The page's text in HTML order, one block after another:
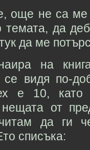
още не са
темата, да
да ме
на
видя по-
е 10, като
от
да ги
списъка: